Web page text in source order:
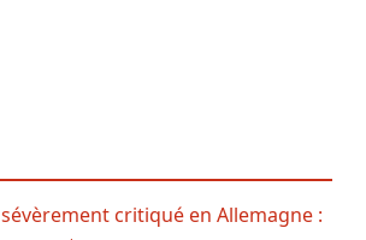
critiqué en Allemagne :